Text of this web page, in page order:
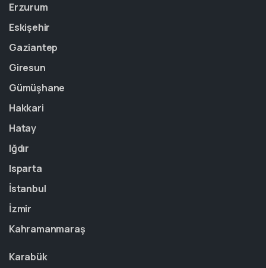
Erzurum
Eskişehir
Gaziantep
Giresun
Gümüşhane
Hakkari
Hatay
Iğdır
Isparta
İstanbul
İzmir
Kahramanmaraş
Karabük